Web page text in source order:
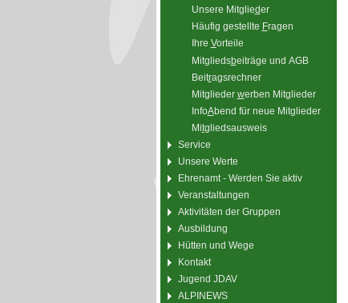
Unsere Mitglieder
Häufig gestellte Fragen
Ihre Vorteile
Mitgliedsbeiträge und AGB
Beitragsrechner
Mitglieder werben Mitglieder
InfoAbend für neue Mitglieder
Mitgliedsausweis
Service
Unsere Werte
Ehrenamt - Werden Sie aktiv
Veranstaltungen
Aktivitäten der Gruppen
Ausbildung
Hütten und Wege
Kontakt
Jugend JDAV
ALPINEWS